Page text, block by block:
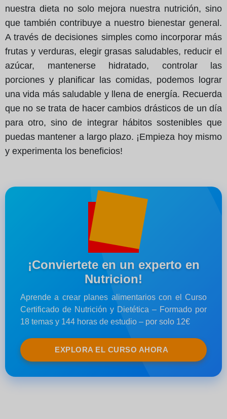
nuestra dieta no solo mejora nuestra nutrición, sino
que también contribuye a nuestro bienestar general.
A través de decisiones simples como incorporar más
frutas y verduras, elegir grasas saludables, reducir el
azúcar, mantenerse hidratado, controlar las
porciones y planificar las comidas, podemos lograr
una vida más saludable y llena de energía. Recuerda
que no se trata de hacer cambios drásticos de un día
para otro, sino de integrar hábitos sostenibles que
puedas mantener a largo plazo. ¡Empieza hoy mismo
y experimenta los beneficios!
¡Conviertete en un experto en
Nutricion!
Aprende a crear planes alimentarios con el Curso
Certificado de Nutrición y Dietética – Formado por
18 temas y 144 horas de estudio – por solo 12€
EXPLORA EL CURSO AHORA